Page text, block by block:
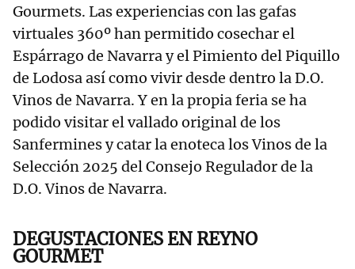
Gourmets. Las experiencias con las gafas
virtuales 360º han permitido cosechar el
Espárrago de Navarra y el Pimiento del Piquillo
de Lodosa así como vivir desde dentro la D.O.
Vinos de Navarra. Y en la propia feria se ha
podido visitar el vallado original de los
Sanfermines y catar la enoteca los Vinos de la
Selección 2025 del Consejo Regulador de la
D.O. Vinos de Navarra.
DEGUSTACIONES EN REYNO
GOURMET